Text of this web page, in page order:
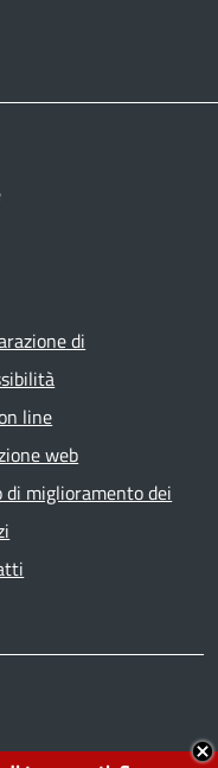
di
line
web
di miglioramento dei